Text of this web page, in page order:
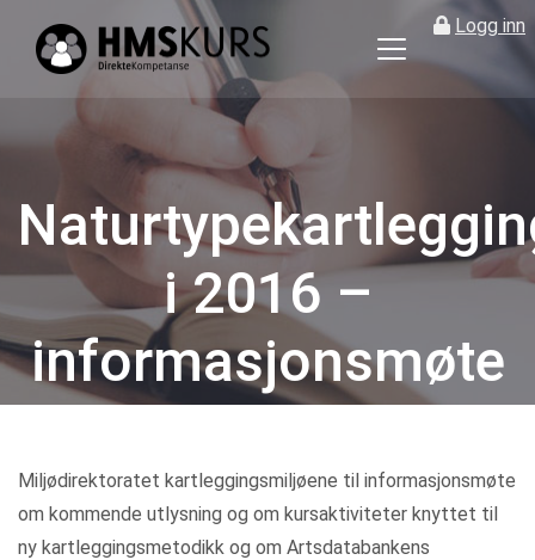
Logg inn
for
ledere
og
verneombud
i 2016 –
informasjonsmøte
Miljødirektoratet kartleggingsmiljøene til informasjonsmøte
om kommende utlysning og om kursaktiviteter knyttet til
ny kartleggingsmetodikk og om Artsdatabankens